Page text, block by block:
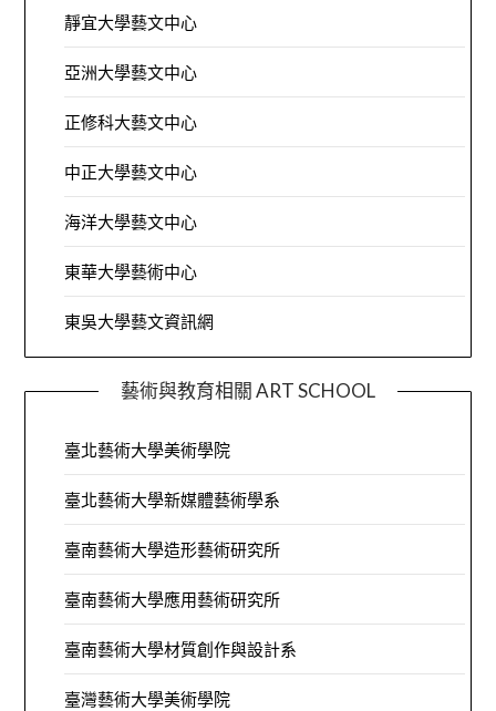
靜宜大學藝文中心
亞洲大學藝文中心
正修科大藝文中心
中正大學藝文中心
海洋大學藝文中心
東華大學藝術中心
東吳大學藝文資訊網
藝術與教育相關 ART SCHOOL
臺北藝術大學美術學院
臺北藝術大學新媒體藝術學系
臺南藝術大學造形藝術研究所
臺南藝術大學應用藝術研究所
臺南藝術大學材質創作與設計系
臺灣藝術大學美術學院